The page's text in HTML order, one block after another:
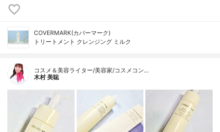
COVERMARK(カバーマーク)
トリートメント クレンジング ミルク
コスメ＆美容ライター/美容家/コスメコン…
木村 美聡